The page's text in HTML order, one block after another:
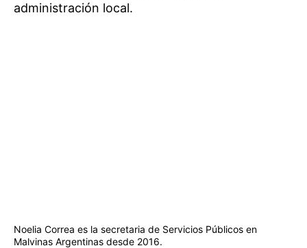
administración local.
Noelia Correa es la secretaria de Servicios Públicos en
Malvinas Argentinas desde 2016.